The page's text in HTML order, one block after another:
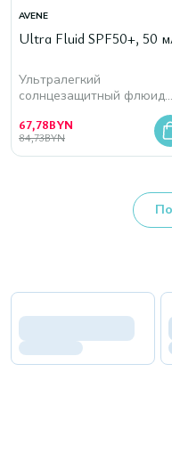
AVENE
Ultra Fluid SPF50+, 50
Ультралегкий
солнцезащитный флюид
67,78BYN
84,73BYN